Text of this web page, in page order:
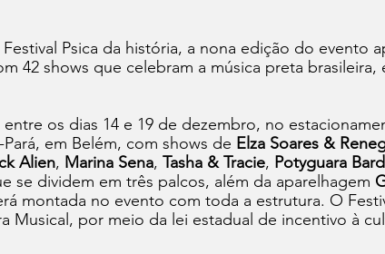
Psica da história, a nona edição do evento
42 shows que celebram a música preta brasileira,
os dias 14 e 19 de dezembro, no
em Belém, com shows de Elza Soares &
Alien, Marina Sena, Tasha & Tracie, Potyguara
se dividem em três palcos, além da aparelhagem
montada no evento com toda a estrutura. O
Musical, por meio da lei estadual de incentivo à